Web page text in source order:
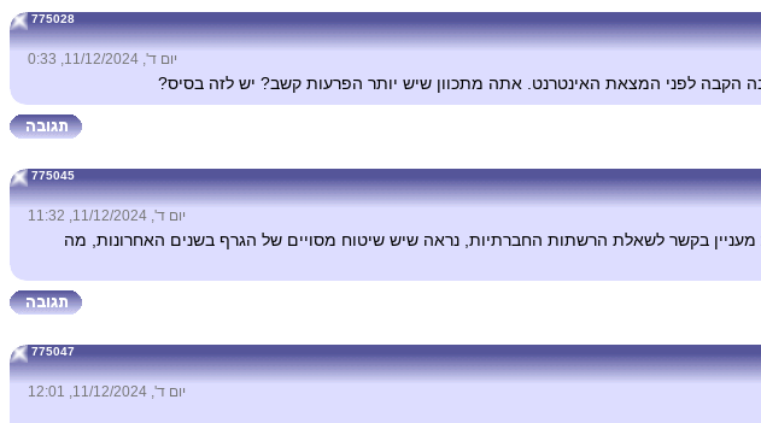
775028
יום ד', 11/12/2024, 0:33
הקבה לפני המצאת האינטרנט. אתה מתכוון שיש יותר הפרעות קשב? יש לזה בסיס?
775045
יום ד', 11/12/2024, 11:32
מעניין בקשר לשאלת הרשתות החברתיות, נראה שיש שיטוח מסויים של הגרף בשנים האחרונות, מה
775047
יום ד', 11/12/2024, 12:01